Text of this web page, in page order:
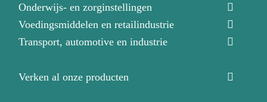
Onderwijs- en zorginstellingen
Voedingsmiddelen en retailindustrie
Transport, automotive en industrie
Verken al onze producten